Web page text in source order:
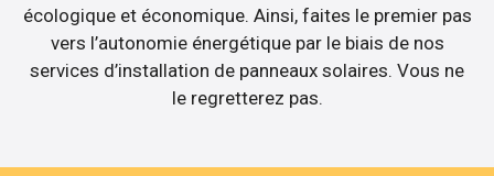
écologique et économique. Ainsi, faites le premier pas
vers l’autonomie énergétique par le biais de nos
services d’installation de panneaux solaires. Vous ne
le regretterez pas.